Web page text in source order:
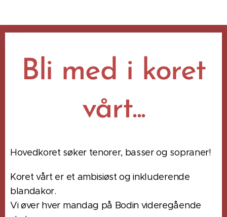
Bli med i koret
vårt...
Hovedkoret søker tenorer, basser og sopraner!
Koret vårt er et ambisiøst og inkluderende
blandakor.
Vi øver hver mandag på Bodin videregående